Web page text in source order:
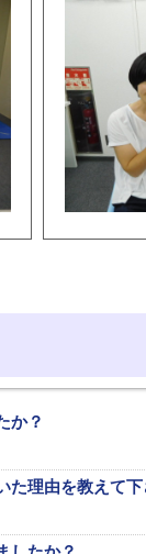
か？
た理由を教えて